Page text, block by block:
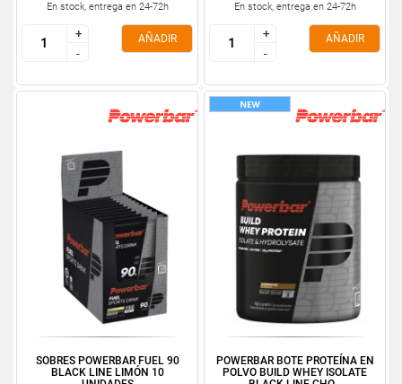
En stock, entrega en 24-72h
+
-
+
-
AÑADIR
En stock, entrega en 24-72h
+
-
+
-
AÑADIR
SOBRES POWERBAR FUEL 90
BLACK LINE LIMÓN 10
POWERBAR BOTE PROTEÍNA EN
POLVO BUILD WHEY ISOLATE